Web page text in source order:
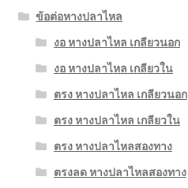
ข้อต่อหางปลาไหล
งอ หางปลาไหล เกลียวนอก
งอ หางปลาไหล เกลียวใน
ตรง หางปลาไหล เกลียวนอก
ตรง หางปลาไหล เกลียวใน
ตรง หางปลาไหลสองทาง
ตรงลด หางปลาไหลสองทาง